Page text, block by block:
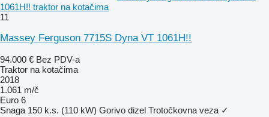
1061H!! traktor na kotačima
11
Massey Ferguson 7715S Dyna VT 1061H!!
94.000 € Bez PDV-a
Traktor na kotačima
2018
1.061 m/č
Euro 6
Snaga 150 k.s. (110 kW) Gorivo dizel Trotočkovna veza ✓